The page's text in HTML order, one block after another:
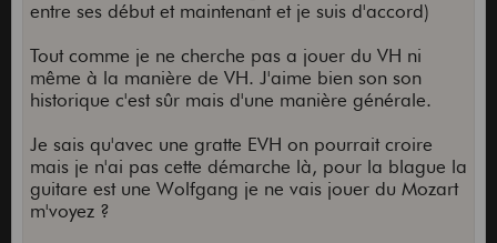
entre ses début et maintenant et je suis d'accord)
Tout comme je ne cherche pas a jouer du VH ni
même à la manière de VH. J'aime bien son son
historique c'est sûr mais d'une manière générale.
Je sais qu'avec une gratte EVH on pourrait croire
mais je n'ai pas cette démarche là, pour la blague la
guitare est une Wolfgang je ne vais jouer du Mozart
m'voyez ?